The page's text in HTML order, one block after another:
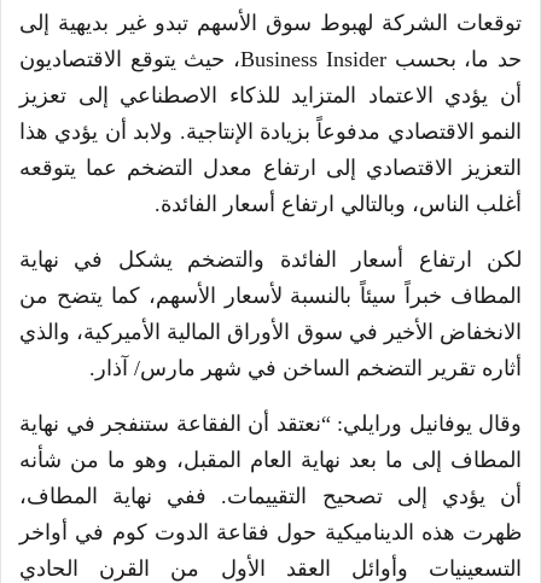
توقعات الشركة لهبوط سوق الأسهم تبدو غير بديهية إلى
حد ما، بحسب Business Insider، حيث يتوقع الاقتصاديون
أن يؤدي الاعتماد المتزايد للذكاء الاصطناعي إلى تعزيز
النمو الاقتصادي مدفوعاً بزيادة الإنتاجية. ولابد أن يؤدي هذا
التعزيز الاقتصادي إلى ارتفاع معدل التضخم عما يتوقعه
أغلب الناس، وبالتالي ارتفاع أسعار الفائدة.
لكن ارتفاع أسعار الفائدة والتضخم يشكل في نهاية
المطاف خبراً سيئاً بالنسبة لأسعار الأسهم، كما يتضح من
الانخفاض الأخير في سوق الأوراق المالية الأميركية، والذي
أثاره تقرير التضخم الساخن في شهر مارس/ آذار.
وقال يوفانيل ورايلي: “نعتقد أن الفقاعة ستنفجر في نهاية
المطاف إلى ما بعد نهاية العام المقبل، وهو ما من شأنه
أن يؤدي إلى تصحيح التقييمات. ففي نهاية المطاف،
ظهرت هذه الديناميكية حول فقاعة الدوت كوم في أواخر
التسعينيات وأوائل العقد الأول من القرن الحادي